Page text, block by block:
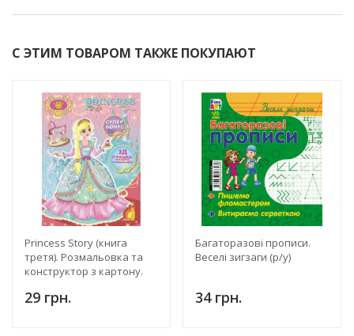
С ЭТИМ ТОВАРОМ ТАКЖЕ ПОКУПАЮТ
Princess Story (книга
третя). Розмальовка та
конструктор з картону.
29 грн.
Багаторазові прописи.
Веселі зигзаги (р/у)
34 грн.